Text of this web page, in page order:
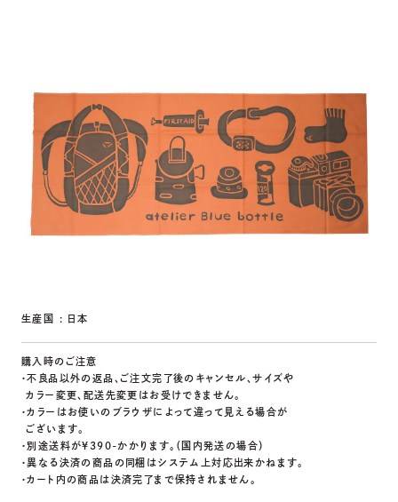
生産国 : 日本
購入時のご注意
・不良品以外の返品、ご注文完了後のキャンセル、サイズや
カラー変更、配送先変更はお受けできません。
・カラーはお使いのブラウザによって違って見える場合が
ございます。
・別途送料が￥390-かかります。（国内発送の場合）
・異なる決済の商品の同梱はシステム上対応出来かねます。
・カート内の商品は決済完了まで保持されません。